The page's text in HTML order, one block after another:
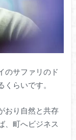
のサファリのド
らいです。
おり自然と共存
、町へビジネス